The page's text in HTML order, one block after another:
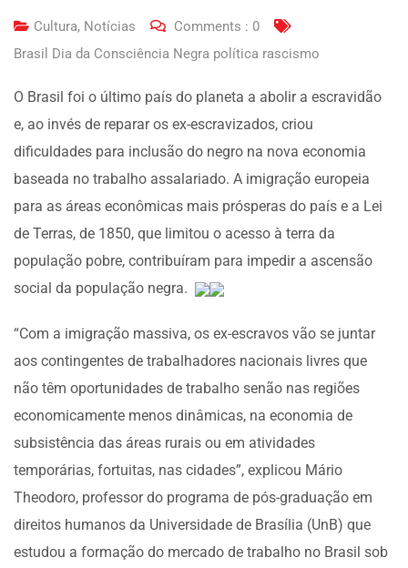
Cultura, Notícias Comments : 0
Brasil Dia da Consciência Negra política rascismo
O Brasil foi o último país do planeta a abolir a escravidão
e, ao invés de reparar os ex-escravizados, criou
dificuldades para inclusão do negro na nova economia
baseada no trabalho assalariado. A imigração europeia
para as áreas econômicas mais prósperas do país e a Lei
de Terras, de 1850, que limitou o acesso à terra da
população pobre, contribuíram para impedir a ascensão
social da população negra.
“Com a imigração massiva, os ex-escravos vão se juntar
aos contingentes de trabalhadores nacionais livres que
não têm oportunidades de trabalho senão nas regiões
economicamente menos dinâmicas, na economia de
subsistência das áreas rurais ou em atividades
temporárias, fortuitas, nas cidades”, explicou Mário
Theodoro, professor do programa de pós-graduação em
direitos humanos da Universidade de Brasília (UnB) que
estudou a formação do mercado de trabalho no Brasil sob